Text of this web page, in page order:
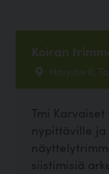
Koiran
Harjutie 6,
Tmi
nypittäville
siistimisiä